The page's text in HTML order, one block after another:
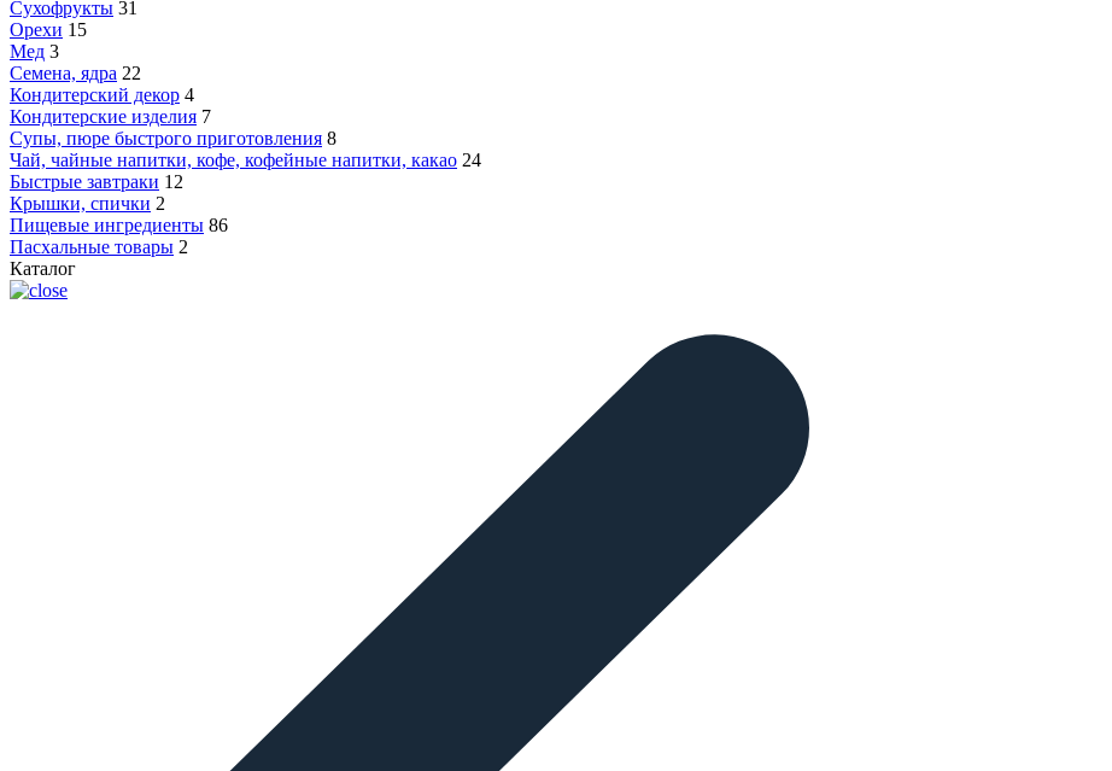
Сухофрукты 31
Орехи 15
Мед 3
Семена, ядра 22
Кондитерский декор 4
Кондитерские изделия 7
Супы, пюре быстрого приготовления 8
Чай, чайные напитки, кофе, кофейные напитки, какао 24
Быстрые завтраки 12
Крышки, спички 2
Пищевые ингредиенты 86
Пасхальные товары 2
Каталог